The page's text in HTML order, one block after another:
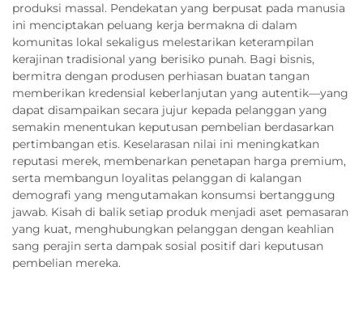
produksi massal. Pendekatan yang berpusat pada manusia
ini menciptakan peluang kerja bermakna di dalam
komunitas lokal sekaligus melestarikan keterampilan
kerajinan tradisional yang berisiko punah. Bagi bisnis,
bermitra dengan produsen perhiasan buatan tangan
memberikan kredensial keberlanjutan yang autentik—yang
dapat disampaikan secara jujur kepada pelanggan yang
semakin menentukan keputusan pembelian berdasarkan
pertimbangan etis. Keselarasan nilai ini meningkatkan
reputasi merek, membenarkan penetapan harga premium,
serta membangun loyalitas pelanggan di kalangan
demografi yang mengutamakan konsumsi bertanggung
jawab. Kisah di balik setiap produk menjadi aset pemasaran
yang kuat, menghubungkan pelanggan dengan keahlian
sang perajin serta dampak sosial positif dari keputusan
pembelian mereka.